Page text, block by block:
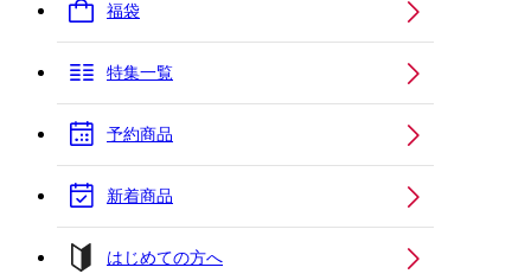
福袋
特集一覧
予約商品
新着商品
はじめての方へ